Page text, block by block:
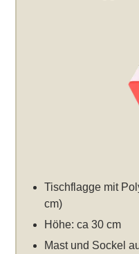
Tischflagge mit
cm)
Höhe: ca 30 cm
Mast und Sockel